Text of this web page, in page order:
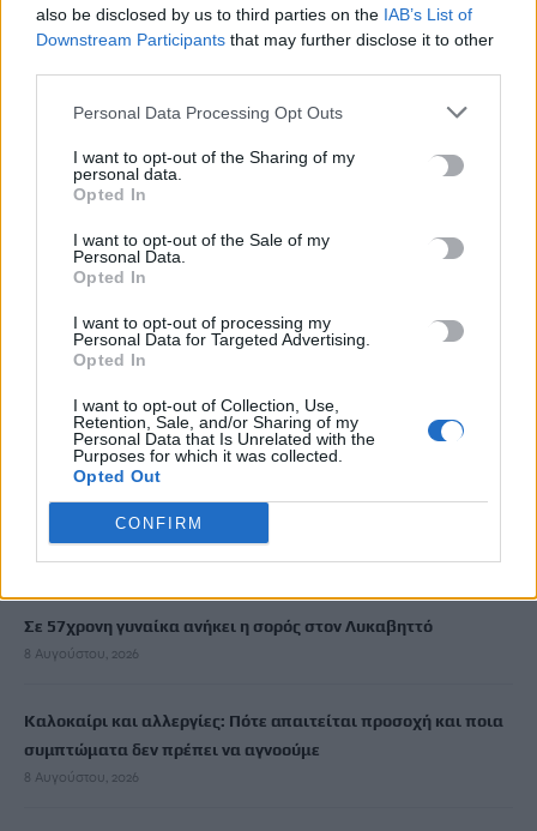
also be disclosed by us to third parties on the IAB’s List of
Downstream Participants that may further disclose it to other
Personal Data Processing Opt Outs
I want to opt-out of the Sharing of my
personal data.
Opted In
I want to opt-out of the Sale of my
Personal Data.
Opted In
I want to opt-out of processing my
Personal Data for Targeted Advertising.
Opted In
I want to opt-out of Collection, Use,
Retention, Sale, and/or Sharing of my
Personal Data that Is Unrelated with the
Purposes for which it was collected.
Opted Out
CONFIRM
ΚΟΙΝΩΝΙΑ ΚΡΗΤΗ
Κρήτη: 48χρονη «έσβησε» ξαφνικά στο
σπίτι της – Την εντόπισαν νεκρή η μητέρα
και τα αδέρφια της
Η ιατροδικαστική εξέταση θα «ρίξει φως» στα αίτια θανάτου της
γυναίκας Νεκρή στο σπίτι της εντόπισαν η…
Βαρύ πένθος για τον Μέσι: «Έφυγε» από τη ζωή ο πατέρας του
8 Αυγούστου, 2026
Χανιά: Αναστάτωση από φωτιά κοντά σε σπίτια
8 Αυγούστου, 2026
Σε 57χρονη γυναίκα ανήκει η σορός στον Λυκαβηττό
8 Αυγούστου, 2026
Καλοκαίρι και αλλεργίες: Πότε απαιτείται προσοχή και ποια
συμπτώματα δεν πρέπει να αγνοούμε
8 Αυγούστου, 2026